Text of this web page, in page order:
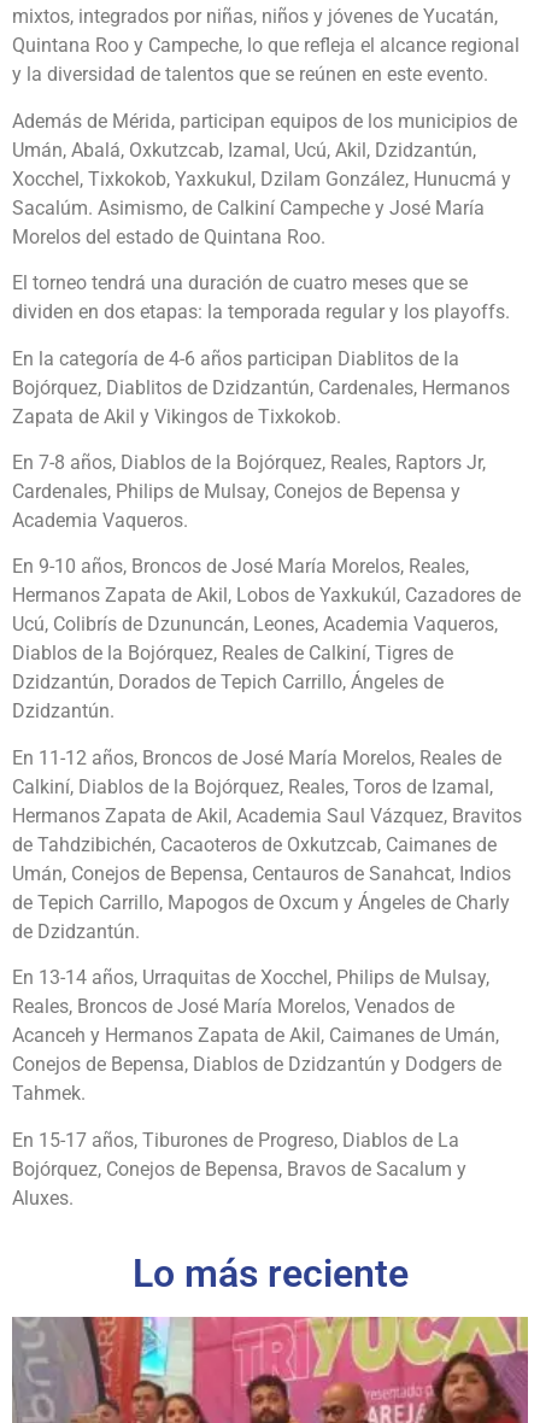
mixtos, integrados por niñas, niños y jóvenes de Yucatán,
Quintana Roo y Campeche, lo que refleja el alcance regional
y la diversidad de talentos que se reúnen en este evento.
Además de Mérida, participan equipos de los municipios de
Umán, Abalá, Oxkutzcab, Izamal, Ucú, Akil, Dzidzantún,
Xocchel, Tixkokob, Yaxkukul, Dzilam González, Hunucmá y
Sacalúm. Asimismo, de Calkiní Campeche y José María
Morelos del estado de Quintana Roo.
El torneo tendrá una duración de cuatro meses que se
dividen en dos etapas: la temporada regular y los playoffs.
En la categoría de 4-6 años participan Diablitos de la
Bojórquez, Diablitos de Dzidzantún, Cardenales, Hermanos
Zapata de Akil y Vikingos de Tixkokob.
En 7-8 años, Diablos de la Bojórquez, Reales, Raptors Jr,
Cardenales, Philips de Mulsay, Conejos de Bepensa y
Academia Vaqueros.
En 9-10 años, Broncos de José María Morelos, Reales,
Hermanos Zapata de Akil, Lobos de Yaxkukúl, Cazadores de
Ucú, Colibrís de Dzununcán, Leones, Academia Vaqueros,
Diablos de la Bojórquez, Reales de Calkiní, Tigres de
Dzidzantún, Dorados de Tepich Carrillo, Ángeles de
Dzidzantún.
En 11-12 años, Broncos de José María Morelos, Reales de
Calkiní, Diablos de la Bojórquez, Reales, Toros de Izamal,
Hermanos Zapata de Akil, Academia Saul Vázquez, Bravitos
de Tahdzibichén, Cacaoteros de Oxkutzcab, Caimanes de
Umán, Conejos de Bepensa, Centauros de Sanahcat, Indios
de Tepich Carrillo, Mapogos de Oxcum y Ángeles de Charly
de Dzidzantún.
En 13-14 años, Urraquitas de Xocchel, Philips de Mulsay,
Reales, Broncos de José María Morelos, Venados de
Acanceh y Hermanos Zapata de Akil, Caimanes de Umán,
Conejos de Bepensa, Diablos de Dzidzantún y Dodgers de
Tahmek.
En 15-17 años, Tiburones de Progreso, Diablos de La
Bojórquez, Conejos de Bepensa, Bravos de Sacalum y
Aluxes.
Lo más reciente